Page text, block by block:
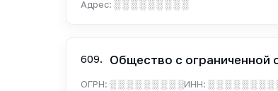
Адрес:░ ░ ░ ░ ░ ░ ░ ░ ░
609. Общество с ограниченной
ОГРН:░ ░ ░ ░ ░ ░ ░ ░ ░ИНН:░ ░ ░ ░ ░ ░ ░ ░